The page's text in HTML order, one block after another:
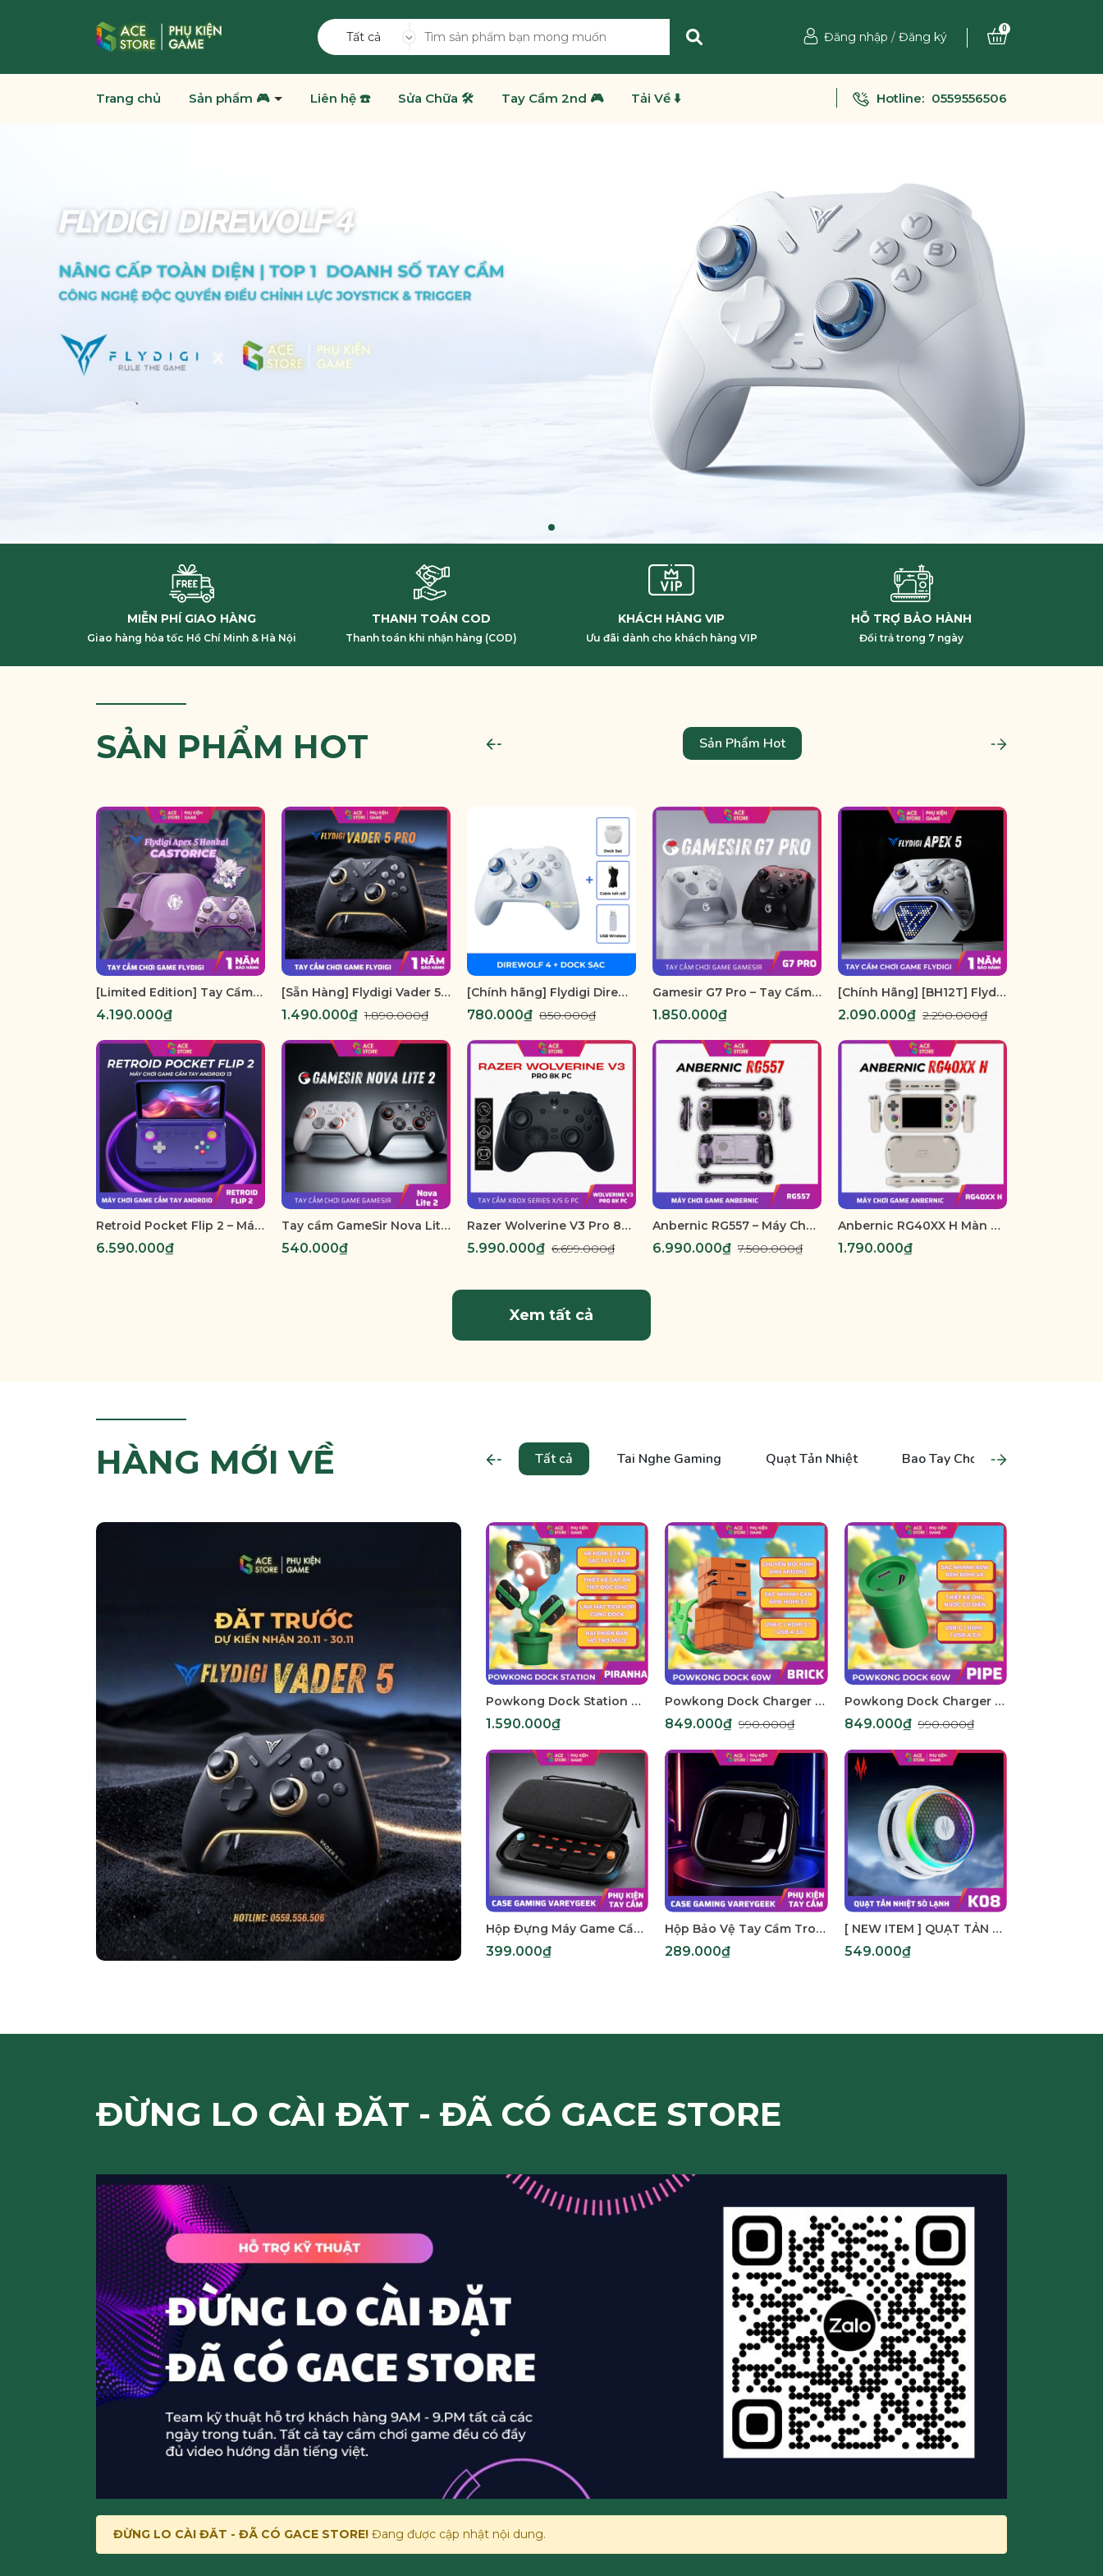
Tất cả Đăng nhập / Đăng ký
0
Trang chủ Sản phẩm 🎮 Liên hệ ☎️ Sửa Chữa 🛠️ Tay Cầm 2nd 🎮 Tải Về ⬇️ Hotline: 0559556506
MIỄN PHÍ GIAO HÀNG
Giao hàng hỏa tốc Hồ Chí Minh & Hà Nội
THANH TOÁN COD
Thanh toán khi nhận hàng (COD)
KHÁCH HÀNG VIP
Ưu đãi dành cho khách hàng VIP
HỖ TRỢ BẢO HÀNH
Đổi trả trong 7 ngày
SẢN PHẨM HOT Sản Phẩm Hot
[Limited Edition] Tay Cầm Flydigi APEX 5 Castorice – Phiên Bản Giới Hạn Honkai Star Rail | Force Feedback, Pin 1500mAh
4.190.000₫
[Sẵn Hàng] Flydigi Vader 5 Pro – Siêu Phẩm Tay Cầm Năm 2026 Chính Hãng Flydigi
1.490.000₫1.890.000₫
[Chính hãng] Flydigi Direwolf 4 – Tay Cầm Chơi Game Đa Nền Tảng, Polling Rate 1000Hz, Joystick Tùy Chỉnh Lực
780.000₫ 850.000₫
Gamesir G7 Pro – Tay Cầm Xbox & PC 3 Chế Độ | Optical, TMR, Hall Effect
1.850.000₫
[Chính Hãng] [BH12T] Flydigi Apex 5 Elite - Tay Cầm Chơi Game Cho PC / Mobile / Nintendo Switch
2.090.000₫ 2.290.000₫
Retroid Pocket Flip 2 – Máy Chơi Game Cầm Tay Màn Gập, Chạy Android 13, Hỗ Trợ Game PS2/PC/Cloud
6.590.000₫
Tay cầm GameSir Nova Lite 2 hỗ trợ đa nền tảng dành cho PC/Steam/NS/Mobile
540.000₫
Razer Wolverine V3 Pro 8K PC – Tay cầm esports nhanh nhất cho game thủ PC
5.990.000₫ 6.699.000₫
Anbernic RG557 – Máy Chơi Game Cầm Tay Android Màn Hình AMOLED 5.5 inch
6.990.000₫ 7.500.000₫
Anbernic RG40XX H Màn Hình Ngang - Máy chơi game Retro giả lập hỗ trợ xuất TV và tay cầm chơi game
1.790.000₫
Xem tất cả
HÀNG MỚI VỀ Tất cả Tai Nghe Gaming Quạt Tản Nhiệt Bao Tay Chơi Game
Powkong Dock Station Piranha – Dock Sạc 4K HDMI 2.1 Kèm Sạc Tay Cầm | Dock Console Hình Cây Ăn Thịt Độc Đáo
1.590.000₫
Powkong Dock Charger 60W Brick – Dock Chuyển Đổi Hình Ảnh 4K120Hz | Sạc Nhanh GaN 60W | HDMI 2.1 | Hub USB-C 3 Trong 1
849.000₫990.000₫
Powkong Dock Charger 60W Pipe – Dock Sạc 60W Kèm HDMI 4K | Dock Console Thiết Kế Ống Nước Cổ Điển
849.000₫990.000₫
Hộp Đựng Máy Game Cầm Tay Console VAREYGEEK - Ascent Series Softshell NS2 Carrying Case | Kháng Mưa Nhẹ, Chống Sốc
399.000₫
Hộp Bảo Vệ Tay Cầm Trong Suốt VAREYGEEK - Crystal Shell Controller Case | Chống Sốc, Chống Va Đập, Tương Thích Nhiều Controller
289.000₫
[ NEW ITEM ] QUẠT TẢN NHIỆT SÒ LẠNH K08 – KỸ THUẬT HÚT LẠNH | RGB 19 LED | 36dB | CHỐNG NÓNG KHI CHƠI GAME
549.000₫
ĐỪNG LO CÀI ĐĂT - ĐÃ CÓ GACE STORE
ĐỪNG LO CÀI ĐĂT - ĐÃ CÓ GACE STORE! Đang được cập nhật nội dung.